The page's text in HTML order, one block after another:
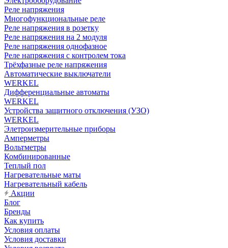
Реле напряжения
Многофункциональные реле
Реле напряжения в розетку
Реле напряжения на 2 модуля
Реле напряжения однофазное
Реле напряжения с контролем тока
Трёхфазные реле напряжения
Автоматические выключатели
WERKEL
Дифференциальные автоматы
WERKEL
Устройства защитного отключения (УЗО)
WERKEL
Элетроизмерительные приборы
Амперметры
Вольтметры
Комбинированные
Теплый пол
Нагревательные маты
Нагревательный кабель
Акции
Блог
Бренды
Как купить
Условия оплаты
Условия доставки